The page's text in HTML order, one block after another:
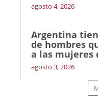
agosto 4, 2026
Argentina
de hombres
a las mujeres
agosto 3, 2026